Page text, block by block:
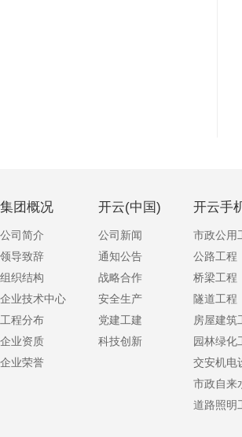
集团概况
公司简介
领导致辞
组织结构
企业技术中心
工程分布
企业资质
企业荣誉
开云(中国)
公司新闻
通知公告
战略合作
安全生产
党建工建
科技创新
开云手
市政公用
公路工程
桥梁工程
隧道工程
房屋建筑
园林绿化
交安机电
市政自来
道路照明